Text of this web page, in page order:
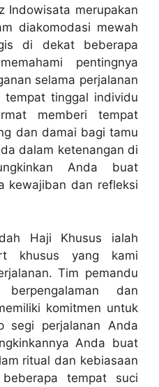
Indowisata merupakan
diakomodasi mewah
di dekat beberapa
pentingnya
selama perjalanan
tinggal individu
memberi tempat
dan damai bagi tamu
dalam ketenangan di
Anda buat
kewajiban dan refleksi
Haji Khusus ialah
khusus yang kami
Tim pemandu
dan
komitmen untuk
segi perjalanan Anda
Anda buat
ritual dan kebiasaan
tempat suci